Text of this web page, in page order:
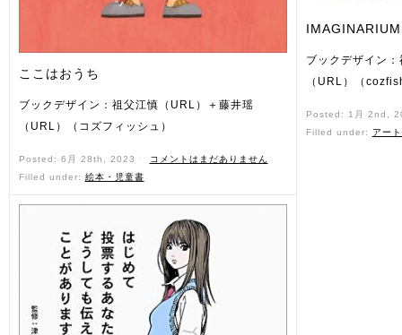
ここはおうち
ブックデザイン：祖父江慎（URL）＋藤井瑶
（URL）（コズフィッシュ）
Posted: 6月 28th, 2023 ˑ
コメントはまだありません
Filled under: 絵本・児童書
IMAGINARIUM
ブックデザイン
（URL）（
Posted: 1月 2nd,
Filled under:
アー